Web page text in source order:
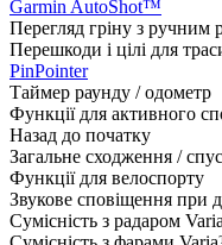
Garmin AutoShot™
Перегляд гріну з ручним
Перешкоди і цілі для
PinPointer
Таймер раунду / одометр
Функції для активного
Назад до початку
Загальне сходження /
Функції для велоспорту
Звукове сповіщення при
Сумісність з радаром